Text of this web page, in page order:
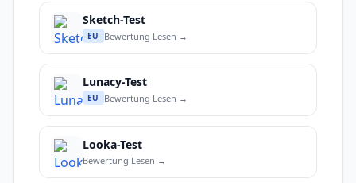
Sketch-Test
EU Bewertung Lesen →
Lunacy-Test
EU Bewertung Lesen →
Looka-Test
Bewertung Lesen →